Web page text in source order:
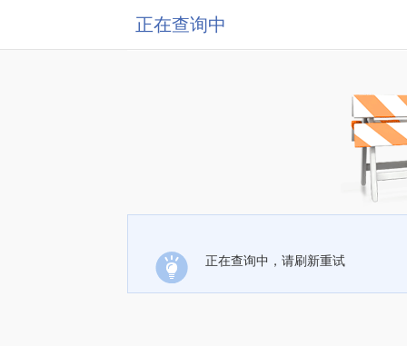
正在查询中
正在查询中，请刷新重试